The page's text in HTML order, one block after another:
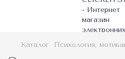
Каталог Психология,